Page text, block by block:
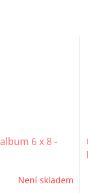
6 x 8 -
Není skladem